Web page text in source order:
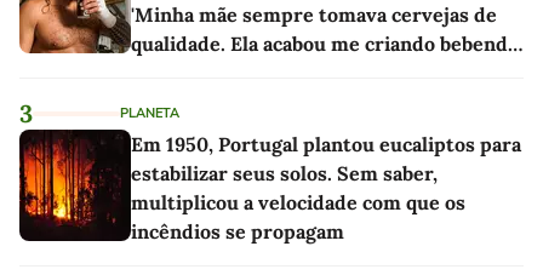
'Minha mãe sempre tomava cervejas de
qualidade. Ela acabou me criando bebendo
3 PLANETA
Em 1950, Portugal plantou eucaliptos para
estabilizar seus solos. Sem saber,
multiplicou a velocidade com que os
incêndios se propagam